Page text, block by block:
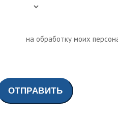
на обработку моих